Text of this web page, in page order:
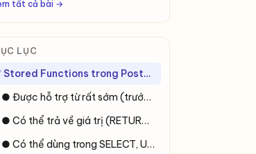
tất cả bài →
LỤC
✅ Stored Functions trong PostgreSQL
● Được hỗ trợ từ rất sớm (trước cả version 11).
● Có thể trả về giá trị (RETURN), được sử dụng phổ biến trong truy vấn SQL.
● Có thể dùng trong SELECT, UPDATE, INSERT, WHERE, v.v.